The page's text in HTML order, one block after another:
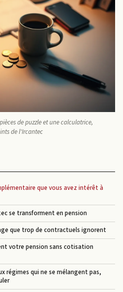
de puzzle et une calculatrice,
de l'Ircantec
que vous avez intérêt à
se transforment en pension
que trop de contractuels ignorent
votre pension sans cotisation
régimes qui ne se mélangent pas,